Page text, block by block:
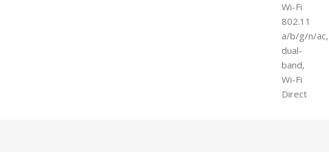
Wi-Fi
802.11
a/b/g/n/ac,
dual-
band,
Wi-Fi
Direct